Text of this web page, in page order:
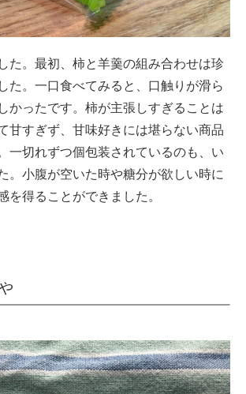
た。最初、柿と羊羹の組み合わせは珍
た。一口食べてみると、口触りが滑ら
かったです。柿が主張しすぎることは
甘すぎず、甘味好きには堪らない商品
一切れずつ個包装されているのも、い
。小腹が空いた時や糖分が欲しい時に
を得ることができました。